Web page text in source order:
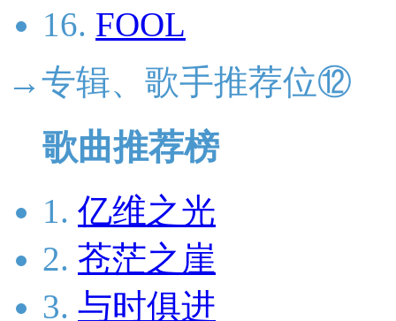
16. FOOL
→专辑、歌手推荐位⑫
歌曲推荐榜
1. 亿维之光
2. 苍茫之崖
3. 与时俱进